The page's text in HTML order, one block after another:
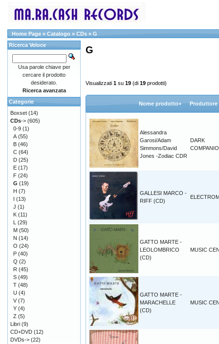
Home Page » Catalogo » CDs » G
G
Visualizzati 1 su 19 (di 19 prodotti)
Nome prodotto+ Produttore
Alessandra
Garosi/Adam
Simmons/David
Jones -Zodiac CDR
DARK
GALLESI MARCO -
RIFF (CD)
GATTO MARTE -
LEOLOMBRICO
(CD)
MUSIC
GATTO MARTE -
MARACHELLE
(CD)
MUSIC
Ricerca Veloce
Usa parole chiave per
cercare il prodotto
desiderato.
Ricerca avanzata
Categorie
Boxset (14)
CDs-> (605)
0-9 (1)
A (55)
B (46)
C (64)
D (25)
E (17)
F (24)
G (19)
H (7)
I (13)
J (1)
K (11)
L (29)
M (50)
N (14)
O (24)
P (40)
Q (2)
R (45)
S (49)
T (48)
U (4)
V (7)
Y (4)
Z (5)
Libri (9)
CD+DVD (12)
DVDs-> (22)